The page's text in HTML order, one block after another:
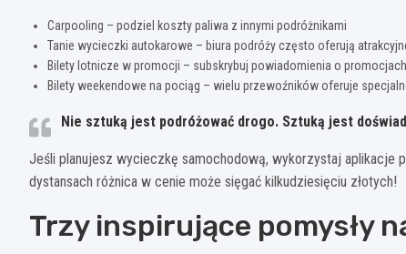
Carpooling – podziel koszty paliwa z innymi podróżnikami
Tanie wycieczki autokarowe – biura podróży często oferują
Bilety lotnicze w promocji – subskrybuj powiadomienia o
Bilety weekendowe na pociąg – wielu przewoźników oferuje
Nie sztuką jest podróżować drogo. Sztuką jest
Jeśli planujesz wycieczkę samochodową, wykorzystaj aplikacje
dystansach różnica w cenie może sięgać kilkudziesięciu złotych!
Trzy inspirujące pomysły